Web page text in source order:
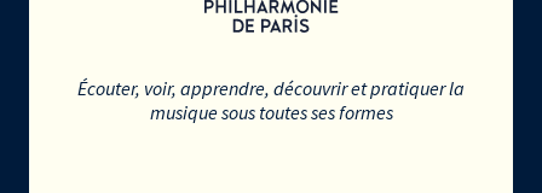
Écouter, voir, apprendre, découvrir et pratiquer la
musique sous toutes ses formes